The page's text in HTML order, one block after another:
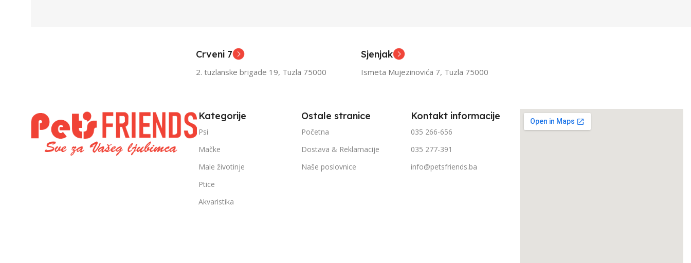
FILTRIRAJ PO TEŽINI FILTRIRAJ PO TEŽINI
Crveni 7
2. tuzlanske brigade 19, Tuzla 75000
Sjenjak
Ismeta Mujezinovića 7, Tuzla 75000
Kategorije
Psi
Mačke
Male životinje
Ptice
Akvaristika
Ostale stranice
Početna
Dostava & Reklamacije
Naše poslovnice
Kontakt informacije
035 266-656
035 277-391
info@petsfriends.ba